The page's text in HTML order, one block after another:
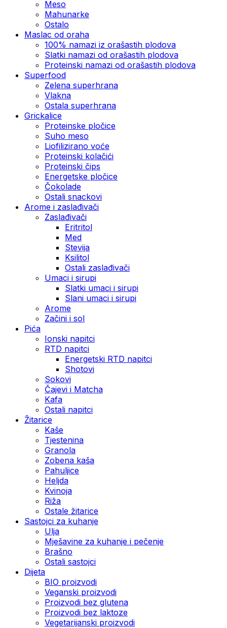
Meso
Mahunarke
Ostalo
Maslac od oraha
100% namazi iz orašastih plodova
Slatki namazi od orašastih plodova
Proteinski namazi od orašastih plodova
Superfood
Zelena superhrana
Vlakna
Ostala superhrana
Grickalice
Proteinske pločice
Suho meso
Liofilizirano voće
Proteinski kolačići
Proteinski čips
Energetske pločice
Čokolade
Ostali snackovi
Arome i zaslađivači
Zaslađivači
Eritritol
Med
Stevija
Ksilitol
Ostali zaslađivači
Umaci i sirupi
Slatki umaci i sirupi
Slani umaci i sirupi
Arome
Začini i sol
Pića
Ionski napitci
RTD napitci
Energetski RTD napitci
Shotovi
Sokovi
Čajevi i Matcha
Kafa
Ostali napitci
Žitarice
Kaše
Tjestenina
Granola
Zobena kaša
Pahuljice
Heljda
Kvinoja
Riža
Ostale žitarice
Sastojci za kuhanje
Ulja
Mješavine za kuhanje i pečenje
Brašno
Ostali sastojci
Dijeta
BIO proizvodi
Veganski proizvodi
Proizvodi bez glutena
Proizvodi bez laktoze
Vegetarijanski proizvodi